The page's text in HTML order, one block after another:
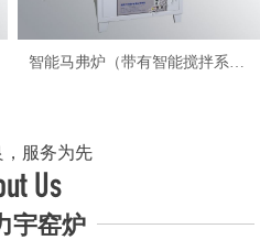
，服务为先
Us
宇窑炉